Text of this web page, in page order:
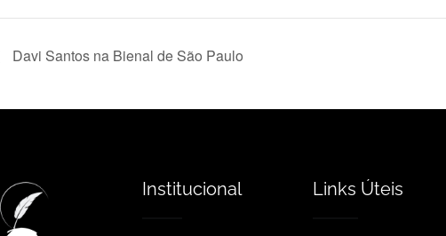
Davi Santos na Bienal de São Paulo
Institucional Links Úteis